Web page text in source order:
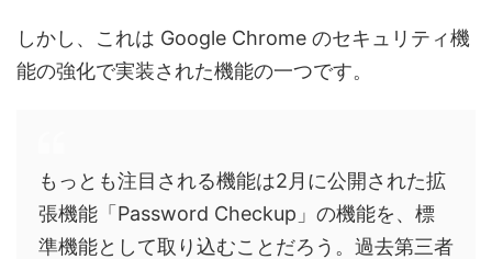
しかし、これは Google Chrome のセキュリティ機
能の強化で実装された機能の一つです。
もっとも注目される機能は2月に公開された拡
張機能「Password Checkup」の機能を、標
準機能として取り込むことだろう。過去第三者